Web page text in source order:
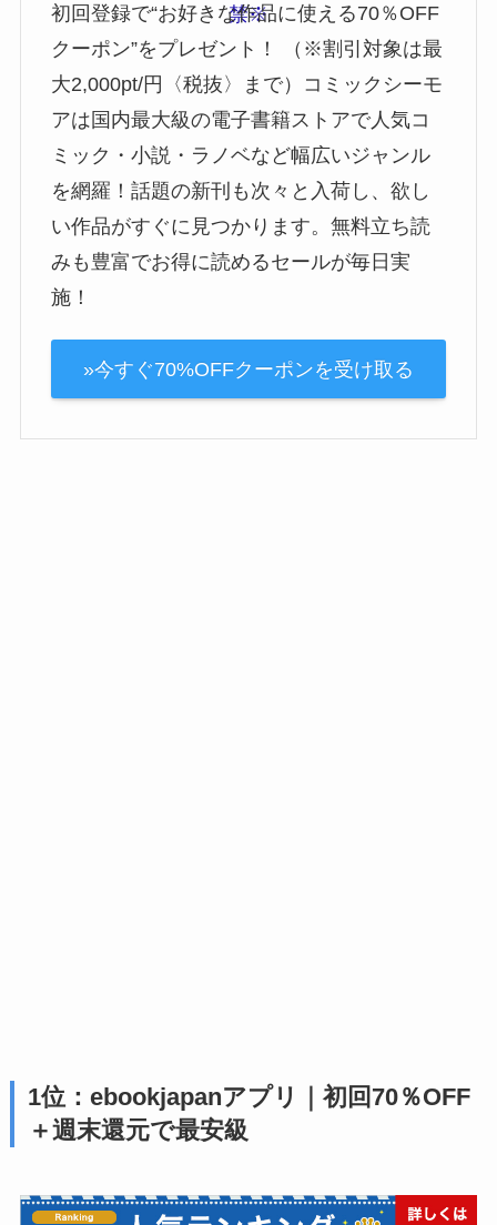
初回登録で“お好きな作品に使える70％OFF
クーポン”をプレゼント！ （※割引対象は最
大2,000pt/円〈税抜〉まで）コミックシーモ
アは国内最大級の電子書籍ストアで人気コ
ミック・小説・ラノベなど幅広いジャンル
を網羅！話題の新刊も次々と入荷し、欲し
い作品がすぐに見つかります。無料立ち読
みも豊富でお得に読めるセールが毎日実
施！
»今すぐ70%OFFクーポンを受け取る
1位：ebookjapanアプリ｜初回70％OFF
＋週末還元で最安級